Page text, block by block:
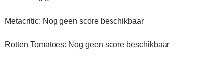
Metacritic: Nog geen score beschikbaar
Rotten Tomatoes: Nog geen score beschikbaar